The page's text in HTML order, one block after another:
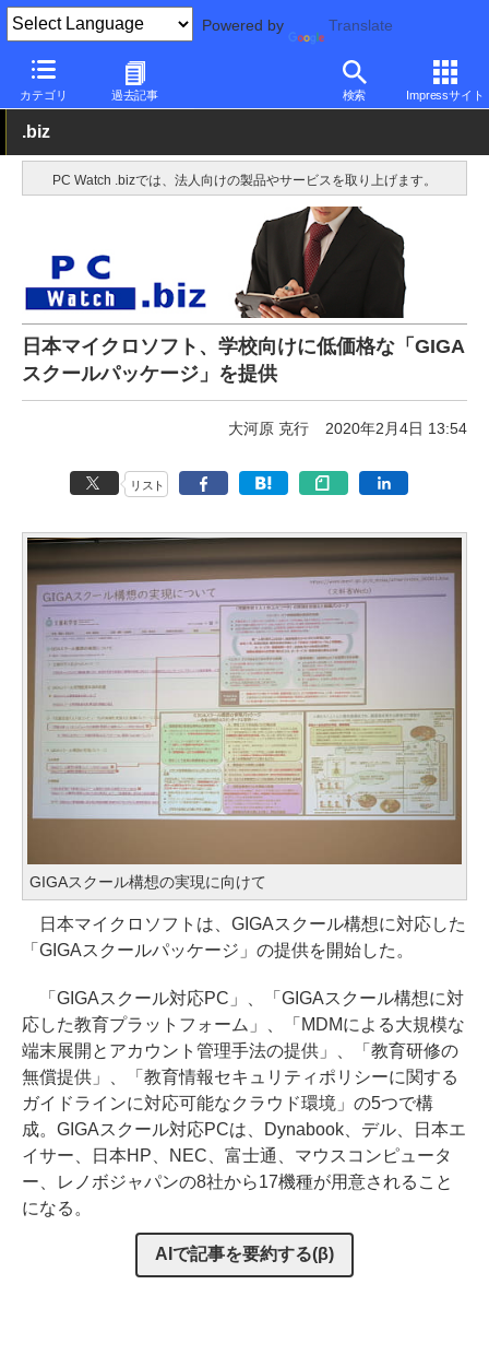
Powered by Translate
カテゴリ 過去記事 検索 Impressサイト
PC Watch 市場 教育
.biz
PC Watch .bizでは、法人向けの製品やサービスを取り上げます。
日本マイクロソフト、学校向けに低価格な「GIGA
スクールパッケージ」を提供
大河原 克行 2020年2月4日 13:54
リスト
GIGAスクール構想の実現に向けて
日本マイクロソフトは、GIGAスクール構想に対応した
「GIGAスクールパッケージ」の提供を開始した。
「GIGAスクール対応PC」、「GIGAスクール構想に対
応した教育プラットフォーム」、「MDMによる大規模な
端末展開とアカウント管理手法の提供」、「教育研修の
無償提供」、「教育情報セキュリティポリシーに関する
ガイドラインに対応可能なクラウド環境」の5つで構
成。GIGAスクール対応PCは、Dynabook、デル、日本エ
イサー、日本HP、NEC、富士通、マウスコンピュータ
ー、レノボジャパンの8社から17機種が用意されること
になる。
AIで記事を要約する(β)